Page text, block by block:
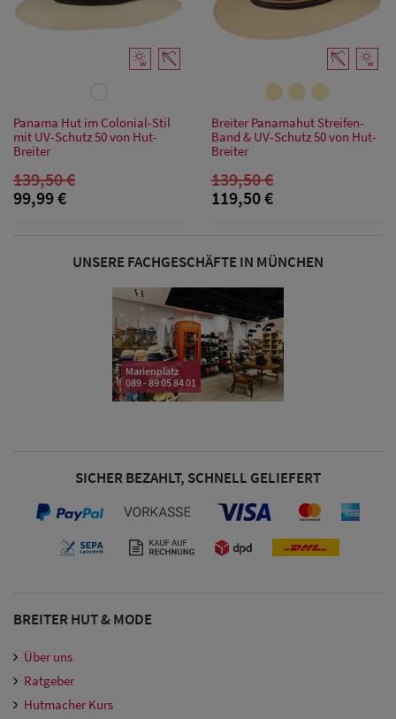
Baseball Caps
Schutz Caps
Damen
Bandana Caps
Damen
Snapback Caps
Damen Caps
Großgrößen
Panama Hut im Colonial-Stil
mit UV-Schutz 50 von Hut-
Breiter
139,50 €
99,99 €
Breiter Panamahut Streifen-
Band & UV-Schutz 50 von Hut-
Breiter
139,50 €
119,50 €
UNSERE FACHGESCHÄFTE IN MÜNCHEN
Marienplatz
089 - 89 05 84 01
SICHER BEZAHLT, SCHNELL GELIEFERT
BREITER HUT & MODE
Über uns
Ratgeber
Hutmacher Kurs